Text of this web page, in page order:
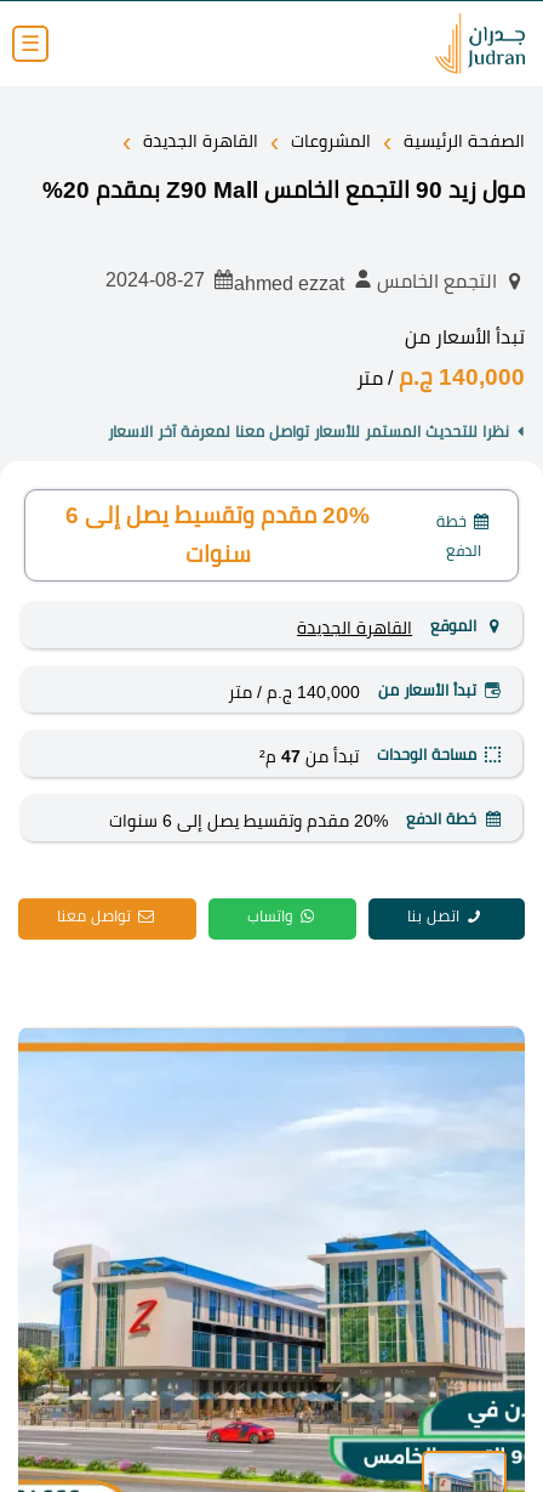
☰
الصفحة الرئيسية › المشروعات › القاهرة الجديدة ›
مول زيد 90 التجمع الخامس Z90 Mall بمقدم 20%
التجمع الخامس ahmed ezzat
تبدأ الأسعار من
140,000 ج.م / متر
نظرا للتحديث المستمر للأسعار تواصل معنا لمعرفة آخر الاسعار
خطة
الدفع
20% مقدم وتقسيط يصل إلى 6
سنوات
الموقع القاهرة الجديدة
تبدأ الأسعار من 140,000 ج.م / متر
مساحة الوحدات تبدأ من 47م²
خطة الدفع 20% مقدم وتقسيط يصل إلى 6 سنوات
اتصل بنا واتساب تواصل معنا